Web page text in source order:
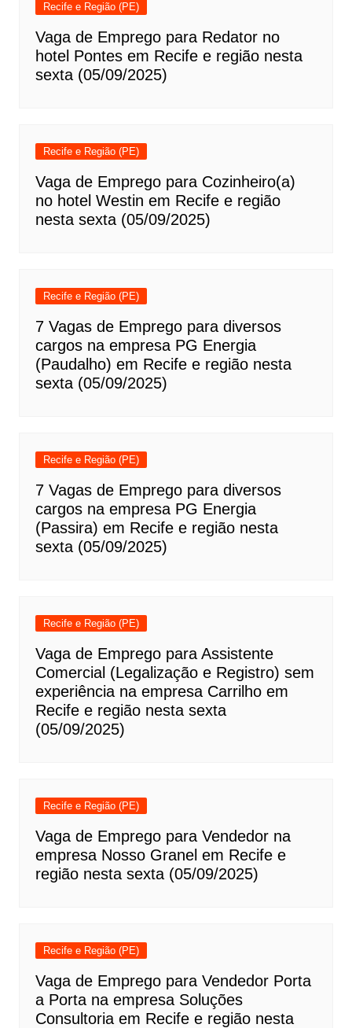
Recife e Região (PE)
Vaga de Emprego para Redator no
hotel Pontes em Recife e região nesta
sexta (05/09/2025)
Recife e Região (PE)
Vaga de Emprego para Cozinheiro(a)
no hotel Westin em Recife e região
nesta sexta (05/09/2025)
Recife e Região (PE)
7 Vagas de Emprego para diversos
cargos na empresa PG Energia
(Paudalho) em Recife e região nesta
sexta (05/09/2025)
Recife e Região (PE)
7 Vagas de Emprego para diversos
cargos na empresa PG Energia
(Passira) em Recife e região nesta
sexta (05/09/2025)
Recife e Região (PE)
Vaga de Emprego para Assistente
Comercial (Legalização e Registro) sem
experiência na empresa Carrilho em
Recife e região nesta sexta
(05/09/2025)
Recife e Região (PE)
Vaga de Emprego para Vendedor na
empresa Nosso Granel em Recife e
região nesta sexta (05/09/2025)
Recife e Região (PE)
Vaga de Emprego para Vendedor Porta
a Porta na empresa Soluções
Consultoria em Recife e região nesta